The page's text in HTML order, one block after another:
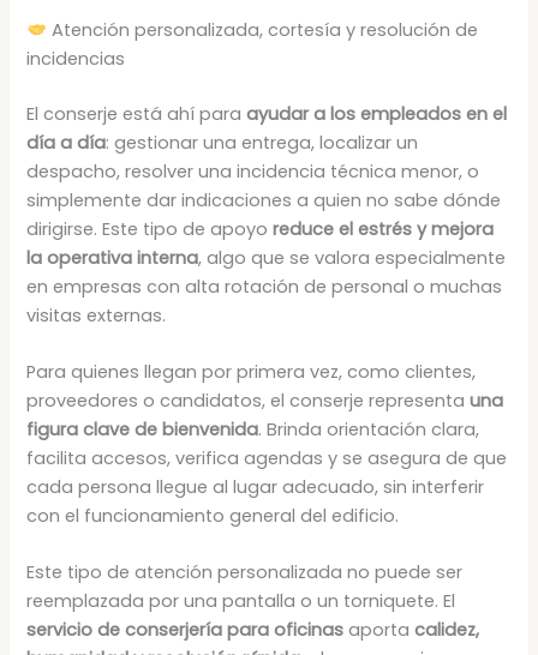
Atención personalizada, cortesía y resolución de
incidencias
El conserje está ahí paraayudar a los empleados en el
día a día: gestionar una entrega, localizar un
despacho, resolver una incidencia técnica menor, o
simplemente dar indicaciones a quien no sabe dónde
dirigirse. Este tipo de apoyoreduce el estrés y mejora
la operativa interna, algo que se valora especialmente
en empresas con alta rotación de personal o muchas
visitas externas.
Para quienes llegan por primera vez, como clientes,
proveedores o candidatos, el conserje representauna
figura clave de bienvenida. Brinda orientación clara,
facilita accesos, verifica agendas y se asegura de que
cada persona llegue al lugar adecuado, sin interferir
con el funcionamiento general del edificio.
Este tipo de atención personalizada no puede ser
reemplazada por una pantalla o un torniquete. El
servicio de conserjería para oficinas aportacalidez,